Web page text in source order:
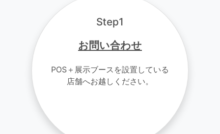
Step1
お問い合わせ
POS＋展示ブースを設置している
店舗へお越しください。